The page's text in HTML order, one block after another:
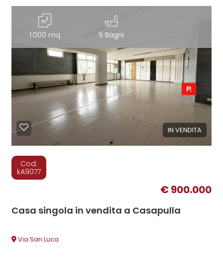
1.000 mq 5 Bagni
IN VENDITA
Cod.
kA9077
€ 900.000
Casa singola in vendita a Casapulla
Via San Luca